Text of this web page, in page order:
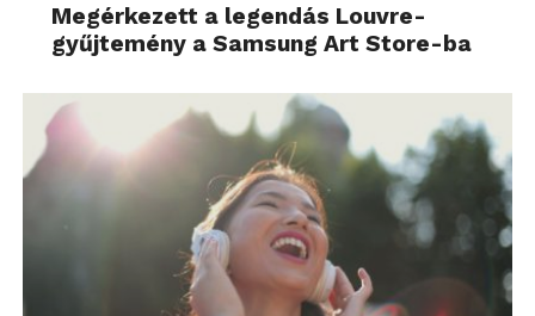
Megérkezett a legendás Louvre-
gyűjtemény a Samsung Art Store-ba